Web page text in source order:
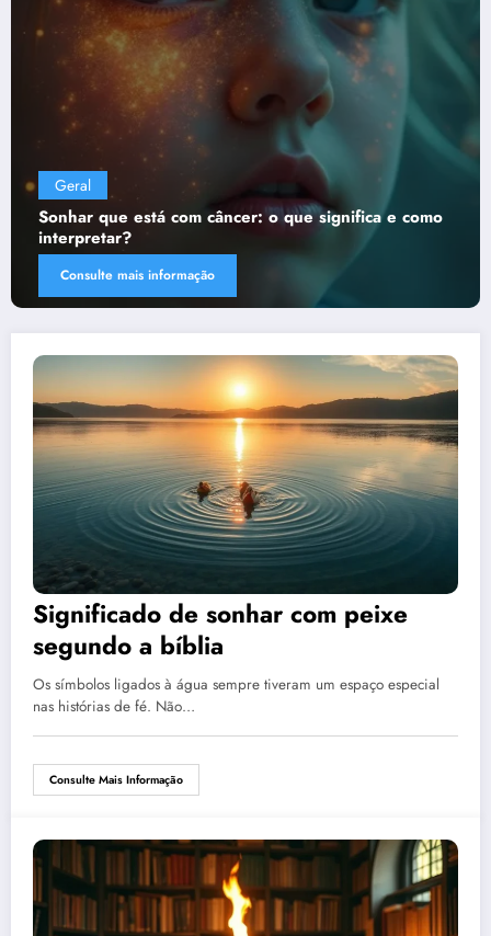
significa e como
Geral
Sonhar que está sendo assaltado:
Significado de sonhar com peixe
segundo a bíblia
Os símbolos ligados à água sempre tiveram um espaço especial
nas histórias de fé. Não…
Consulte Mais Informação